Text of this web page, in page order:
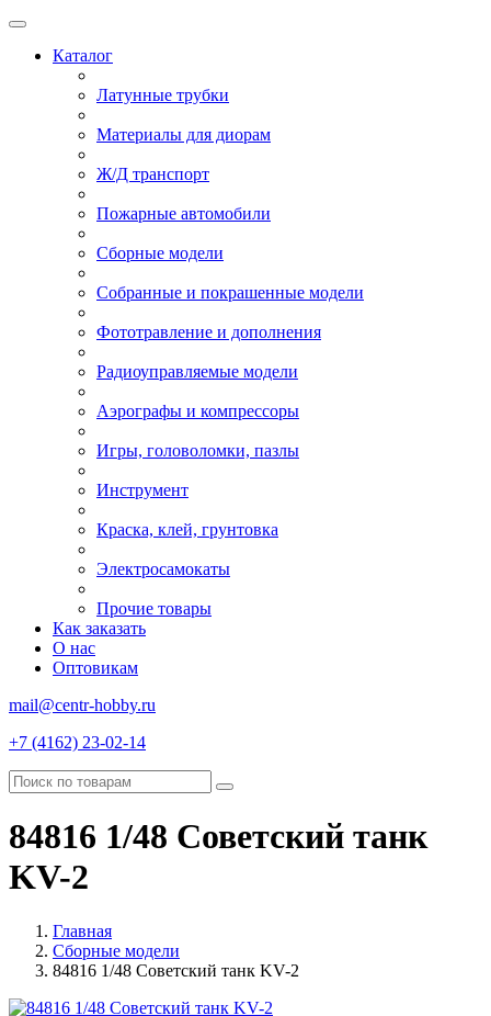
Каталог
Латунные трубки
Материалы для диорам
Ж/Д транспорт
Пожарные автомобили
Сборные модели
Собранные и покрашенные модели
Фототравление и дополнения
Радиоуправляемые модели
Аэрографы и компрессоры
Игры, головоломки, пазлы
Инструмент
Краска, клей, грунтовка
Электросамокаты
Прочие товары
Как заказать
О нас
Оптовикам
mail@centr-hobby.ru
+7 (4162) 23-02-14
84816 1/48 Советский танк
KV-2
Главная
Сборные модели
84816 1/48 Советский танк KV-2